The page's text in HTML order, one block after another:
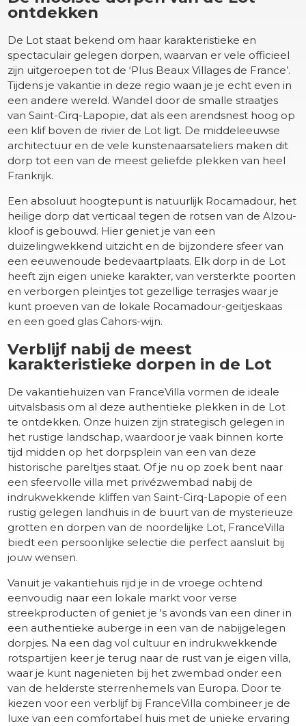
ontdekken
De Lot staat bekend om haar karakteristieke en
spectaculair gelegen dorpen, waarvan er vele officieel
zijn uitgeroepen tot de ‘Plus Beaux Villages de France’.
Tijdens je vakantie in deze regio waan je je echt even in
een andere wereld. Wandel door de smalle straatjes
van Saint-Cirq-Lapopie, dat als een arendsnest hoog op
een klif boven de rivier de Lot ligt. De middeleeuwse
architectuur en de vele kunstenaarsateliers maken dit
dorp tot een van de meest geliefde plekken van heel
Frankrijk.
Een absoluut hoogtepunt is natuurlijk Rocamadour, het
heilige dorp dat verticaal tegen de rotsen van de Alzou-
kloof is gebouwd. Hier geniet je van een
duizelingwekkend uitzicht en de bijzondere sfeer van
een eeuwenoude bedevaartplaats. Elk dorp in de Lot
heeft zijn eigen unieke karakter, van versterkte poorten
en verborgen pleintjes tot gezellige terrasjes waar je
kunt proeven van de lokale Rocamadour-geitjeskaas
en een goed glas Cahors-wijn.
Verblijf nabij de meest
karakteristieke dorpen in de Lot
De vakantiehuizen van FranceVilla vormen de ideale
uitvalsbasis om al deze authentieke plekken in de Lot
te ontdekken. Onze huizen zijn strategisch gelegen in
het rustige landschap, waardoor je vaak binnen korte
tijd midden op het dorpsplein van een van deze
historische pareltjes staat. Of je nu op zoek bent naar
een sfeervolle villa met privézwembad nabij de
indrukwekkende kliffen van Saint-Cirq-Lapopie of een
rustig gelegen landhuis in de buurt van de mysterieuze
grotten en dorpen van de noordelijke Lot, FranceVilla
biedt een persoonlijke selectie die perfect aansluit bij
jouw wensen.
Vanuit je vakantiehuis rijd je in de vroege ochtend
eenvoudig naar een lokale markt voor verse
streekproducten of geniet je 's avonds van een diner in
een authentieke auberge in een van de nabijgelegen
dorpjes. Na een dag vol cultuur en indrukwekkende
rotspartijen keer je terug naar de rust van je eigen villa,
waar je kunt nagenieten bij het zwembad onder een
van de helderste sterrenhemels van Europa. Door te
kiezen voor een verblijf bij FranceVilla combineer je de
luxe van een comfortabel huis met de unieke ervaring